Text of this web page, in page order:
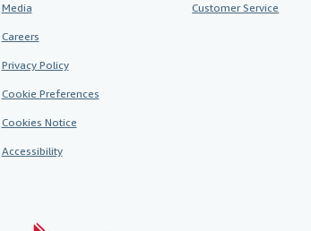
Media
Careers
Privacy Policy
Cookie Preferences
Cookies Notice
Accessibility
Customer Service